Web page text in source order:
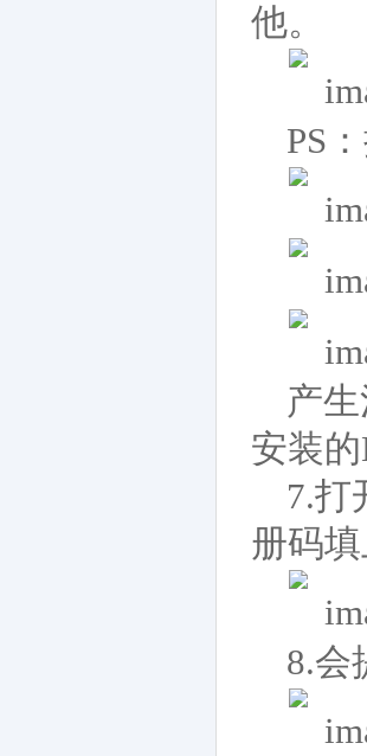
他。
PS
产
安装
7.打
册码
8.会